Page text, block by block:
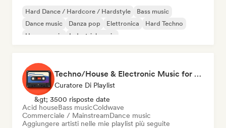
Hard Dance / Hardcore / Hardstyle
Bass music
Dance music
Danza pop Elettronica
Hard Techno
House music
Industrial music
Techno/House & Electronic Music for Svea Playlists
Curatore Di Playlist
&gt; 3500 risposte date
Acid houseBass musicColdwave
Commerciale / MainstreamDance music
Aggiungere artisti nelle mie playlist più seguite